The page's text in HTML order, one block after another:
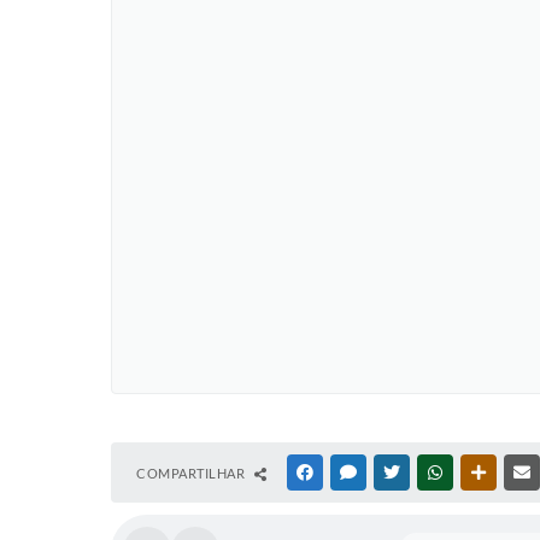
COMPARTILHAR FACEBOOKMESSENGER
TWITTERWHATSAPP